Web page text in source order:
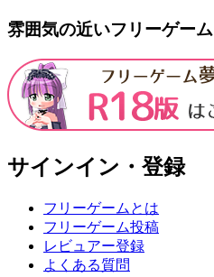
雰囲気の近いフリーゲーム
サインイン・登録
フリーゲームとは
フリーゲーム投稿
レビュアー登録
よくある質問